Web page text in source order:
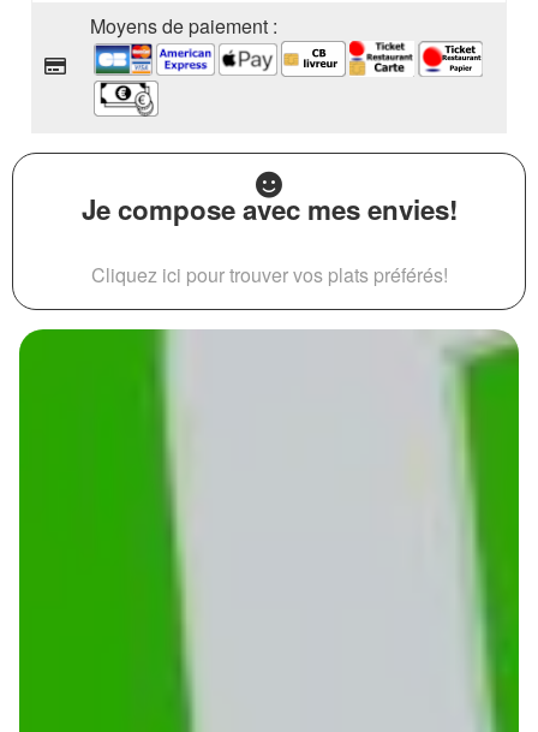
Moyens de paiement :
Je compose avec mes envies!
Cliquez ici pour trouver vos plats préférés!